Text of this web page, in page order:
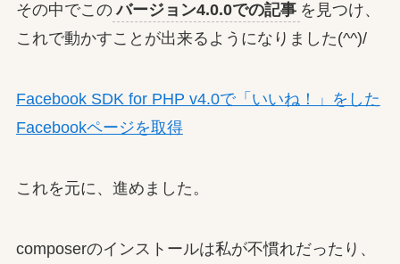
その中でこの バージョン4.0.0での記事 を見つけ、
これで動かすことが出来るようになりました(^^)/
Facebook SDK for PHP v4.0で「いいね！」をした
Facebookページを取得
これを元に、進めました。
composerのインストールは私が不慣れだったり、